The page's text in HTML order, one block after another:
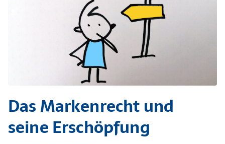
Das Markenrecht und
seine Erschöpfung